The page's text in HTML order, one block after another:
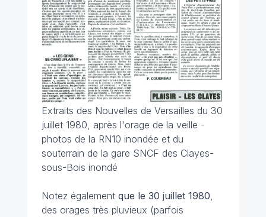
Extraits des Nouvelles de Versailles du 30
juillet 1980, après l'orage de la veille -
photos de la RN10 inondée et du
souterrain de la gare SNCF des Clayes-
sous-Bois inondé
Notez également que le 30 juillet 1980,
des orages très pluvieux (parfois